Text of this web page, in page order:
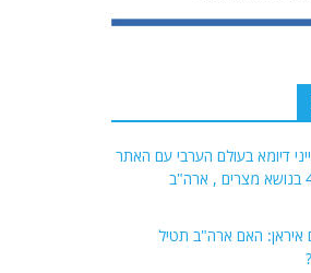
דיומא בעולם הערבי עם האתר
"נציב.נט": ראיון מס' 45 בנושא מצרים , ארה"ב
איראן: האם ארה"ב תטיל